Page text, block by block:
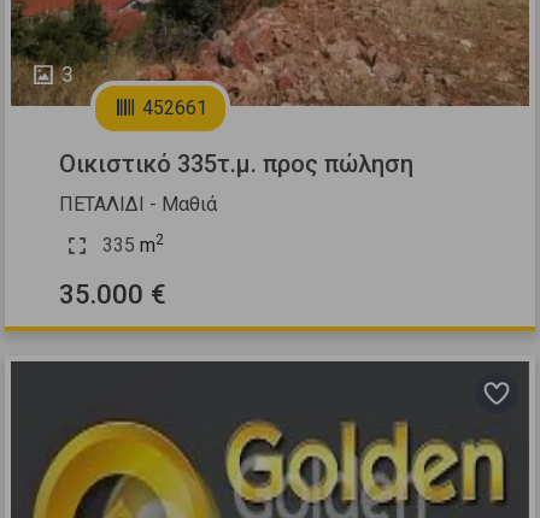
3
452661
Οικιστικό 335τ.μ. προς πώληση
ΠΕΤΑΛΙΔΙ - Μαθιά
335 m2
35.000 €